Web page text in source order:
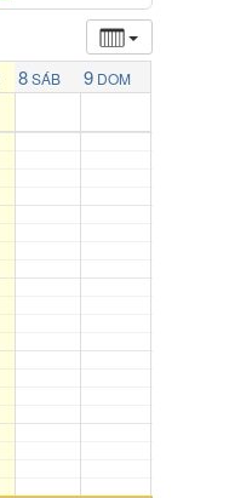
8SÁB 9 DOM